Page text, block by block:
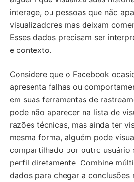
interage, ou pessoas que não
visualizadores mas deixam
Esses dados precisam ser
e contexto.
Considere que o Facebook
apresenta falhas ou
em suas ferramentas de
pode não aparecer na lista de
razões técnicas, mas ainda ter
mesma forma, alguém pode
compartilhado por outro usuário
perfil diretamente. Combine
dados para chegar a conclusões